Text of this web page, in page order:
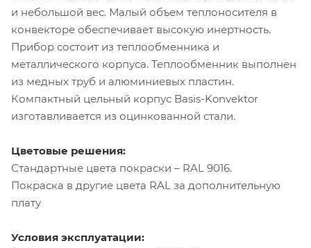
и небольшой вес. Малый объем теплоносителя в
конвекторе обеспечивает высокую инертность.
Прибор состоит из теплообменника и
металлического корпуса. Теплообменник выполнен
из медных труб и алюминиевых пластин.
Компактный цельный корпус Basis-Konvektor
изготавливается из оцинкованной стали.
Цветовые решения:
Стандартные цвета покраски – RAL 9016.
Покраска в другие цвета RAL за дополнительную
плату
Условия эксплуатации: